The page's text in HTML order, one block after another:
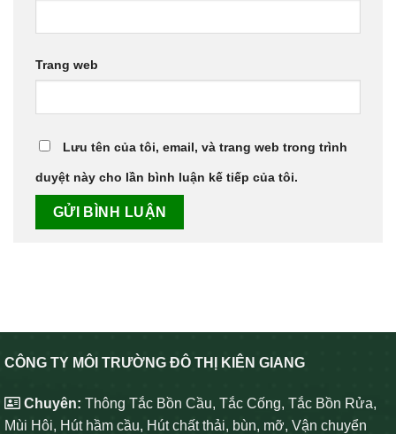
Trang web
Lưu tên của tôi, email, và trang web trong trình
duyệt này cho lần bình luận kế tiếp của tôi.
CÔNG TY MÔI TRƯỜNG ĐÔ THỊ KIÊN GIANG
Chuyên: Thông Tắc Bồn Cầu, Tắc Cống, Tắc Bồn Rửa,
Mùi Hôi, Hút hầm cầu, Hút chất thải, bùn, mỡ, Vận chuyển